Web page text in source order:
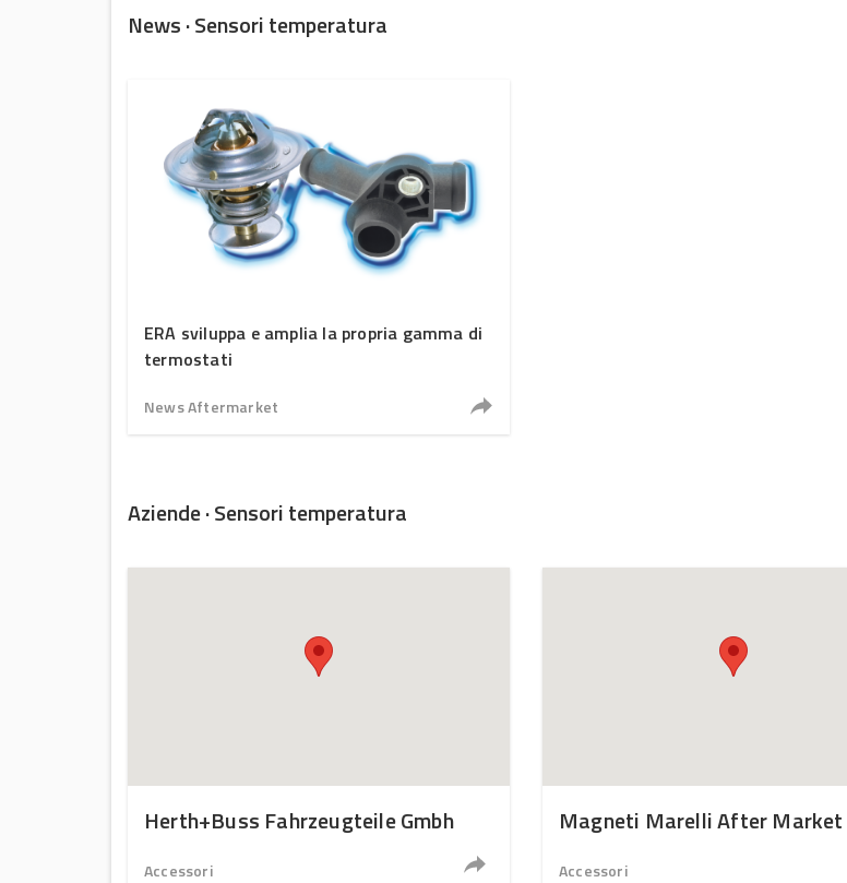
News · Sensori temperatura
ERA sviluppa e amplia la propria gamma di
termostati
News Aftermarket
Aziende · Sensori temperatura
Herth+Buss Fahrzeugteile Gmbh
Accessori
Magneti Marelli After Market
Accessori